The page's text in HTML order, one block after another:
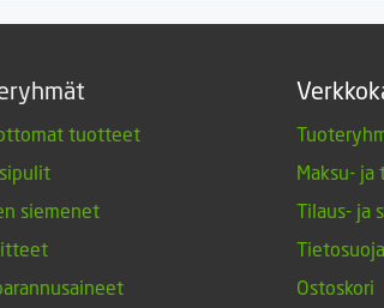
tuotteet
siemenet
Maksu-
Tilaus- ja
Ostoskori